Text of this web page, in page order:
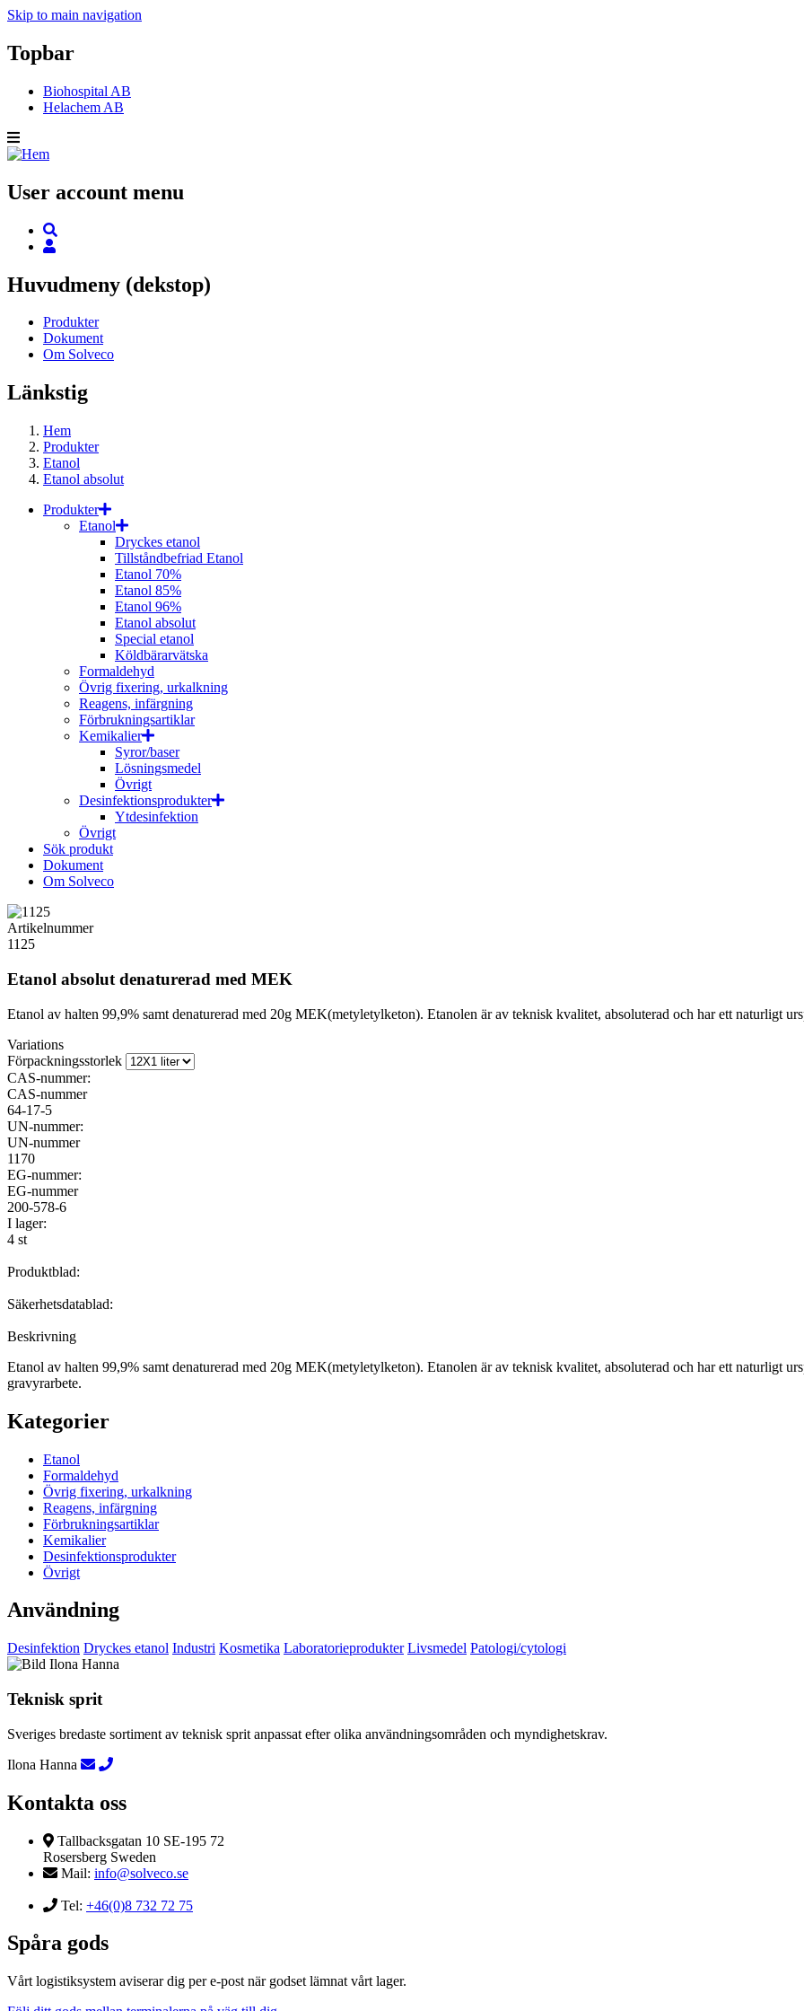
Skip to main navigation
Topbar
Biohospital AB
Helachem AB
User account menu
Huvudmeny (dekstop)
Produkter
Dokument
Om Solveco
Länkstig
Hem
Produkter
Etanol
Etanol absolut
Produkter
Etanol
Dryckes etanol
Tillståndbefriad Etanol
Etanol 70%
Etanol 85%
Etanol 96%
Etanol absolut
Special etanol
Köldbärarvätska
Formaldehyd
Övrig fixering, urkalkning
Reagens, infärgning
Förbrukningsartiklar
Kemikalier
Syror/baser
Lösningsmedel
Övrigt
Desinfektionsprodukter
Ytdesinfektion
Övrigt
Sök produkt
Dokument
Om Solveco
Artikelnummer
1125
Etanol absolut denaturerad med MEK
Etanol av halten 99,9% samt denaturerad med 20g MEK(metyletylketon). Etanolen är av teknisk kvalitet, absoluterad och har ett naturligt
Variations
Förpackningsstorlek
CAS-nummer:
CAS-nummer
64-17-5
UN-nummer:
UN-nummer
1170
EG-nummer:
EG-nummer
200-578-6
I lager:
4 st
Produktblad:
Säkerhetsdatablad:
Beskrivning
Etanol av halten 99,9% samt denaturerad med 20g MEK(metyletylketon). Etanolen är av teknisk kvalitet, absoluterad och har ett naturligt
gravyrarbete.
Kategorier
Etanol
Formaldehyd
Övrig fixering, urkalkning
Reagens, infärgning
Förbrukningsartiklar
Kemikalier
Desinfektionsprodukter
Övrigt
Användning
Desinfektion Dryckes etanol Industri Kosmetika Laboratorieprodukter Livsmedel Patologi/cytologi
Teknisk sprit
Sveriges bredaste sortiment av teknisk sprit anpassat efter olika användningsområden och myndighetskrav.
Ilona Hanna
Kontakta oss
Tallbacksgatan 10 SE-195 72
Rosersberg Sweden
Mail: info@solveco.se
Tel: +46(0)8 732 72 75
Spåra gods
Vårt logistiksystem aviserar dig per e-post när godset lämnat vårt lager.